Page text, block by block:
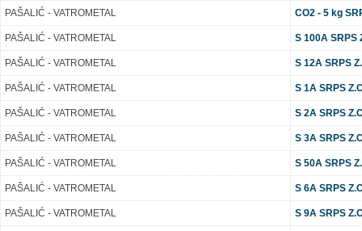
PAŠALIĆ - VATROMETAL CO2 - 5 kg
PAŠALIĆ - VATROMETAL S 100A SRPS
PAŠALIĆ - VATROMETAL S 12A SRPS
PAŠALIĆ - VATROMETAL S 1A SRPS
PAŠALIĆ - VATROMETAL S 2A SRPS
PAŠALIĆ - VATROMETAL S 3A SRPS
PAŠALIĆ - VATROMETAL S 50A SRPS
PAŠALIĆ - VATROMETAL S 6A SRPS
PAŠALIĆ - VATROMETAL S 9A SRPS